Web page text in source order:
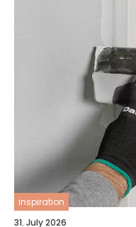
inspiration
31. July 2026